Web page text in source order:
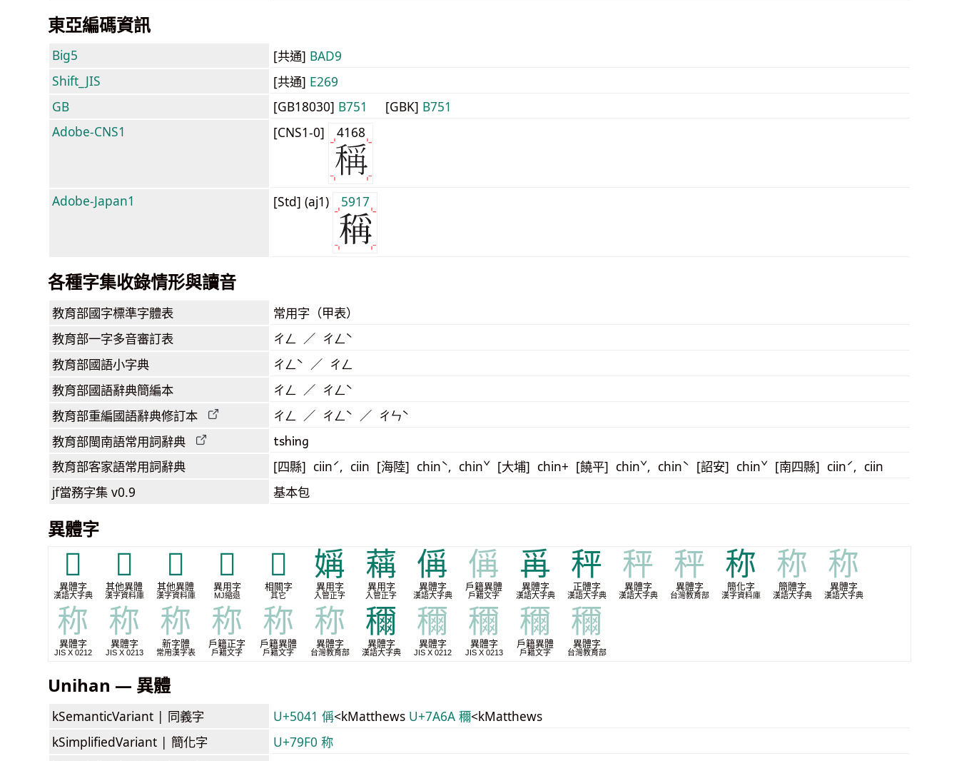
東亞編碼資訊
Big5 [共通] BAD9
Shift_JIS
[共通] E269
GB
[GB18030] B751 [GBK] B751
Adobe-CNS1
[CNS1-0] 4168
Adobe-Japan1 [Std] (aj1) 5917
各種字集收錄情形與讀音
教育部國字標準字體表 常用字（甲表）
教育部一字多音審訂表 ㄔㄥ ／ ㄔㄥˋ
教育部國語小字典 ㄔㄥˋ ／ ㄔㄥ
教育部國語辭典簡編本 ㄔㄥ ／ ㄔㄥˋ
教育部重編國語辭典修訂本 ㄔㄥ ／ ㄔㄥˋ ／ ㄔㄣˋ
教育部閩南語常用詞辭典 tshing
教育部客家語常用詞辭典 [四縣] ciinˊ, ciin [海陸] chinˋ, chinˇ [大埔] chin+ [饒平] chinˇ, chinˋ [詔安] chinˇ [南四縣] ciinˊ, ciin
jf當務字集 v0.9 基本包
異體字
𥟋
異體字
漢語大字典
𬓭
其他異體
漢字資料庫
𬓴
其他異體
漢字資料庫
𮃎
異用字
MJ縮退
𰟾
相關字
其它
㛵
異用字
入管正字
䕝
異用字
入管正字
偁
異體字
漢語大字典
偁
戶籍異體
戶籍文字
爯
異體字
漢語大字典
秤
正體字
漢語大字典
秤
異體字
漢語大字典
秤
異體字
台灣教育部
称
簡化字
漢字資料庫
称
簡體字
漢語大字典
称
異體字
漢語大字典
称
異體字
JIS X 0212
称
異體字
JIS X 0213
称
新字體
常用漢字表
称
戶籍正字
戶籍文字
称
戶籍異體
戶籍文字
称
異體字
台灣教育部
穪
異體字
漢語大字典
穪
異體字
JIS X 0212
穪
異體字
JIS X 0213
穪
戶籍異體
戶籍文字
穪
異體字
台灣教育部
Unihan — 異體
kSemanticVariant | 同義字 U+5041 偁<kMatthews U+7A6A 穪<kMatthews
kSimplifiedVariant | 簡化字
U+79F0 称